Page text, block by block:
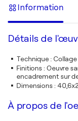
Information
Détails de
Technique:
Finitions : Oeuvre
encadrement sur
Dimensions :
À propos de